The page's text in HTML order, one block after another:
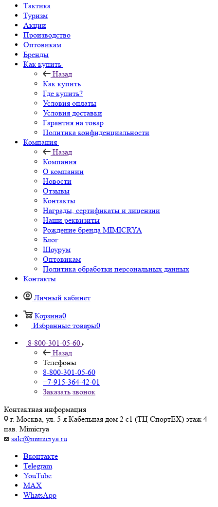
Тактика
Туризм
Акции
Производство
Оптовикам
Бренды
Как купить
Назад
Как купить
Где купить?
Условия оплаты
Условия доставки
Гарантия на товар
Политика конфиденциальности
Компания
Назад
Компания
О компании
Новости
Отзывы
Контакты
Награды, сертификаты и лицензии
Наши реквизиты
Рождение бренда MIMICRYA
Блог
Шоурум
Оптовикам
Политика обработки персональных данных
Контакты
Личный кабинет
Корзина0
Избранные товары0
8-800-301-05-60
Назад
Телефоны
8-800-301-05-60
+7-915-364-42-01
Заказать звонок
Контактная информация
г. Москва, ул. 5-я Кабельная дом 2 с1 (ТЦ СпортEX) этаж 4
пав. Mimicrya
sale@mimicrya.ru
Вконтакте
Telegram
YouTube
MAX
WhatsApp